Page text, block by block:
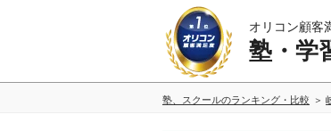
オリコン顧客
塾・学
塾、スクールのランキング・比較